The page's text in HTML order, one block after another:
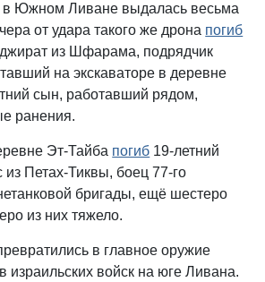
в Южном Ливане выдалась весьма
от удара такого же дрона погиб
из Шфарама, подрядчик
на экскаваторе в деревне
сын, работавший рядом,
ранения.
Эт-Тайба погиб 19-летний
Петах-Тиквы, боец 77-го
бригады, ещё шестеро
из них тяжело.
в главное оружие
израильских войск на юге Ливана.